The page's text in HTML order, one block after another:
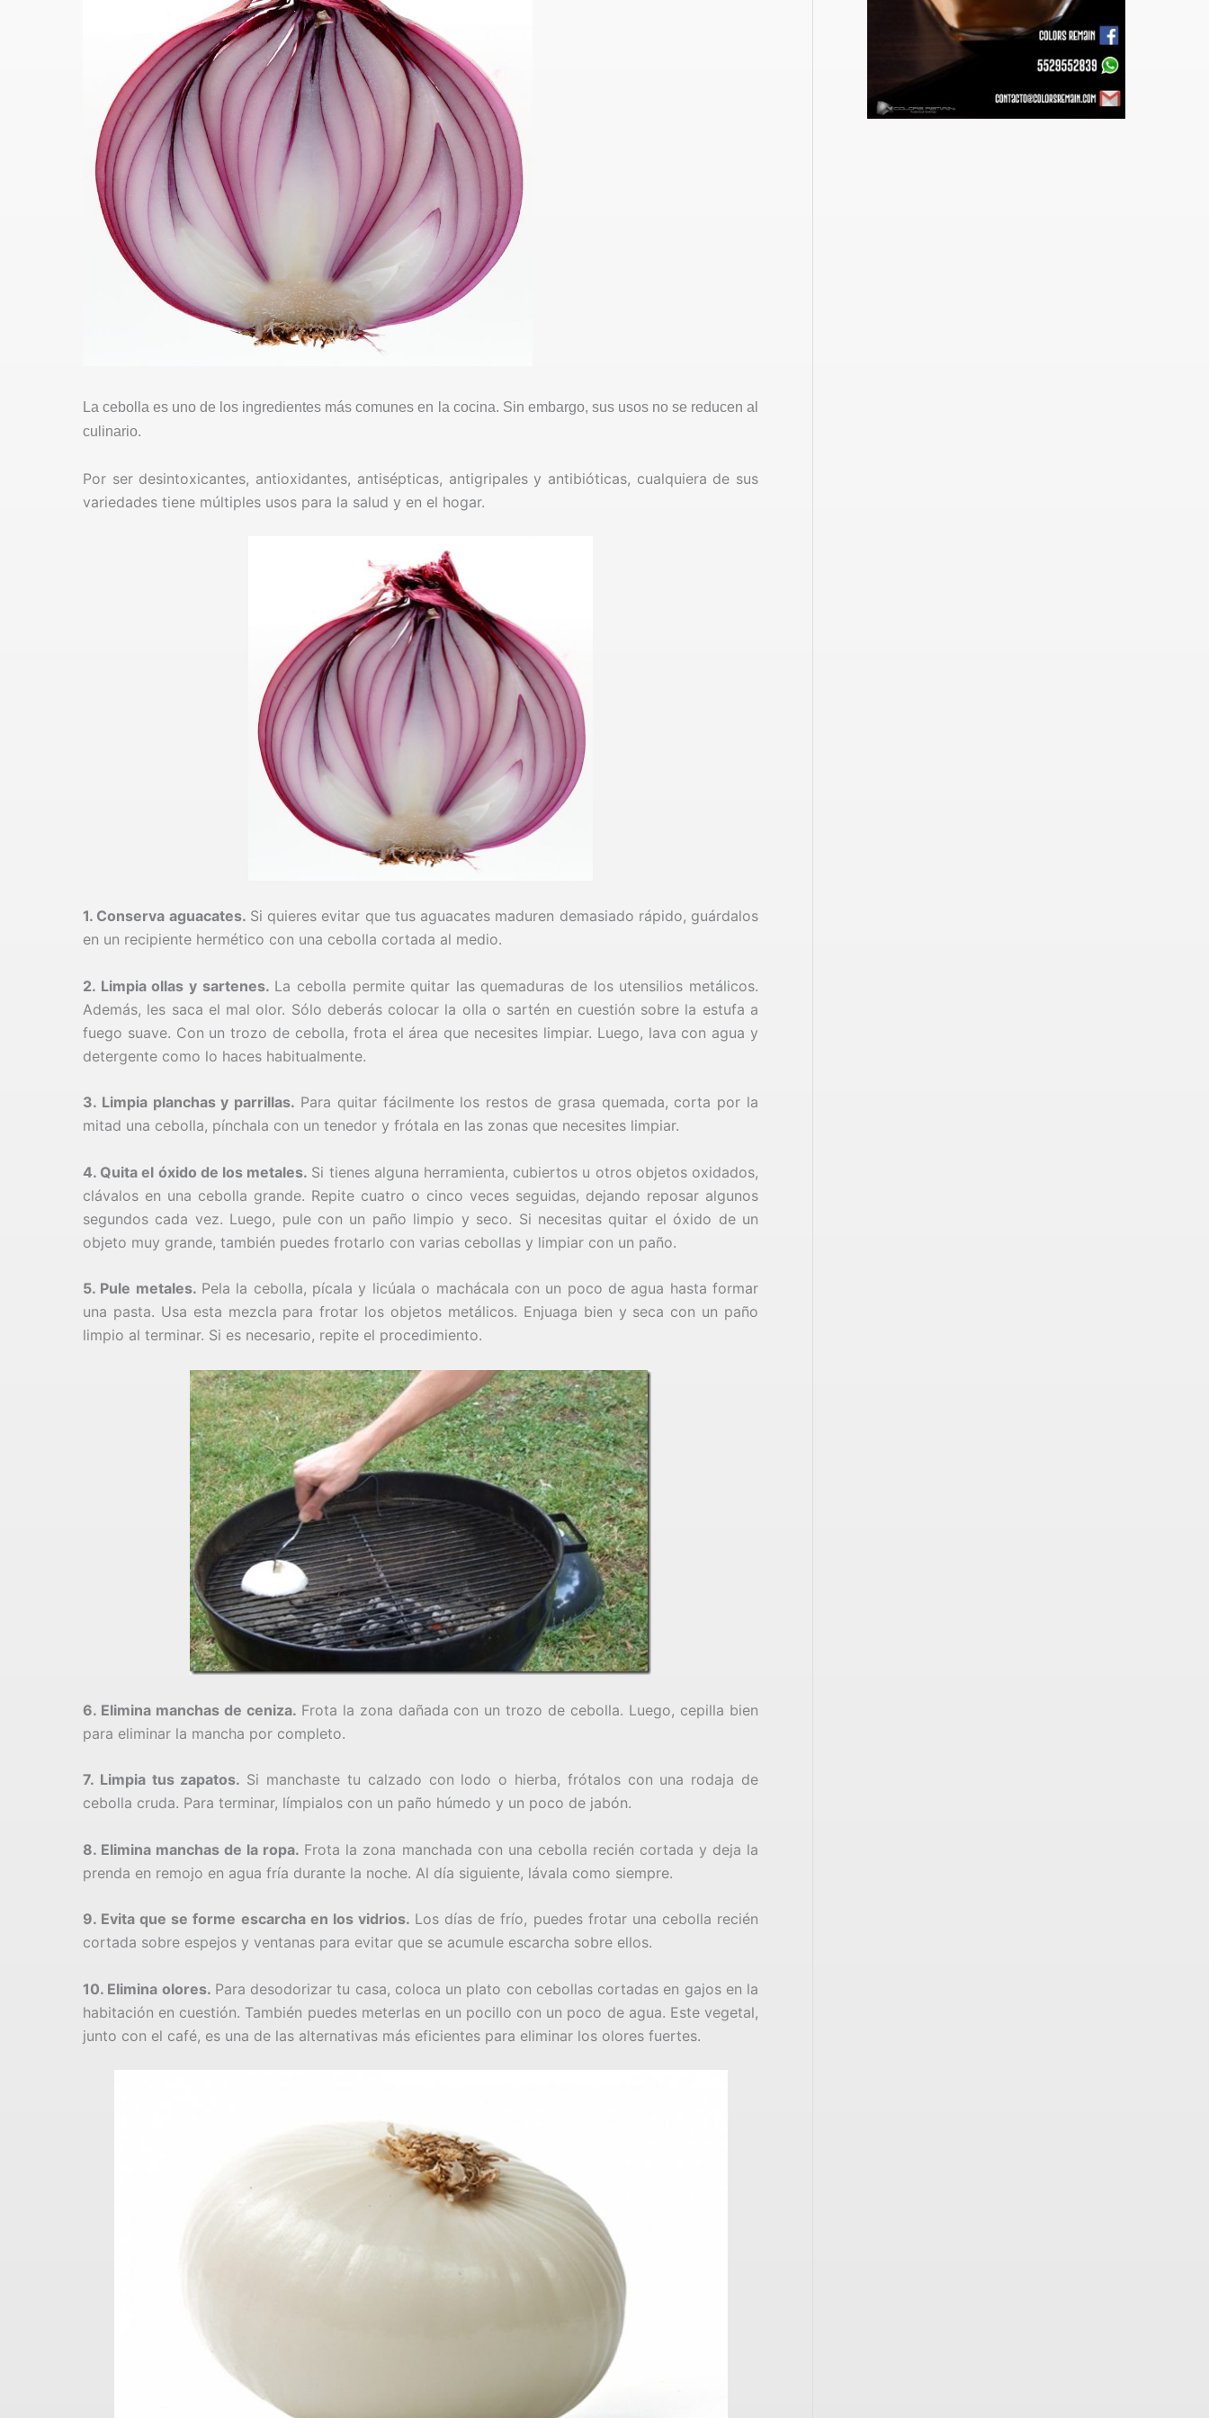
La cebolla es uno de los ingredientes más comunes en la cocina. Sin embargo, sus usos no se reducen al
culinario.
Por ser desintoxicantes, antioxidantes, antisépticas, antigripales y antibióticas, cualquiera de sus
variedades tiene múltiples usos para la salud y en el hogar.
1. Conserva aguacates. Si quieres evitar que tus aguacates maduren demasiado rápido, guárdalos
en un recipiente hermético con una cebolla cortada al medio.
2. Limpia ollas y sartenes. La cebolla permite quitar las quemaduras de los utensilios metálicos.
Además, les saca el mal olor. Sólo deberás colocar la olla o sartén en cuestión sobre la estufa a
fuego suave. Con un trozo de cebolla, frota el área que necesites limpiar. Luego, lava con agua y
detergente como lo haces habitualmente.
3. Limpia planchas y parrillas. Para quitar fácilmente los restos de grasa quemada, corta por la
mitad una cebolla, pínchala con un tenedor y frótala en las zonas que necesites limpiar.
4. Quita el óxido de los metales. Si tienes alguna herramienta, cubiertos u otros objetos oxidados,
clávalos en una cebolla grande. Repite cuatro o cinco veces seguidas, dejando reposar algunos
segundos cada vez. Luego, pule con un paño limpio y seco. Si necesitas quitar el óxido de un
objeto muy grande, también puedes frotarlo con varias cebollas y limpiar con un paño.
5. Pule metales. Pela la cebolla, pícala y licúala o machácala con un poco de agua hasta formar
una pasta. Usa esta mezcla para frotar los objetos metálicos. Enjuaga bien y seca con un paño
limpio al terminar. Si es necesario, repite el procedimiento.
6. Elimina manchas de ceniza. Frota la zona dañada con un trozo de cebolla. Luego, cepilla bien
para eliminar la mancha por completo.
7. Limpia tus zapatos. Si manchaste tu calzado con lodo o hierba, frótalos con una rodaja de
cebolla cruda. Para terminar, límpialos con un paño húmedo y un poco de jabón.
8. Elimina manchas de la ropa. Frota la zona manchada con una cebolla recién cortada y deja la
prenda en remojo en agua fría durante la noche. Al día siguiente, lávala como siempre.
9. Evita que se forme escarcha en los vidrios. Los días de frío, puedes frotar una cebolla recién
cortada sobre espejos y ventanas para evitar que se acumule escarcha sobre ellos.
10. Elimina olores. Para desodorizar tu casa, coloca un plato con cebollas cortadas en gajos en la
habitación en cuestión. También puedes meterlas en un pocillo con un poco de agua. Este vegetal,
junto con el café, es una de las alternativas más eficientes para eliminar los olores fuertes.